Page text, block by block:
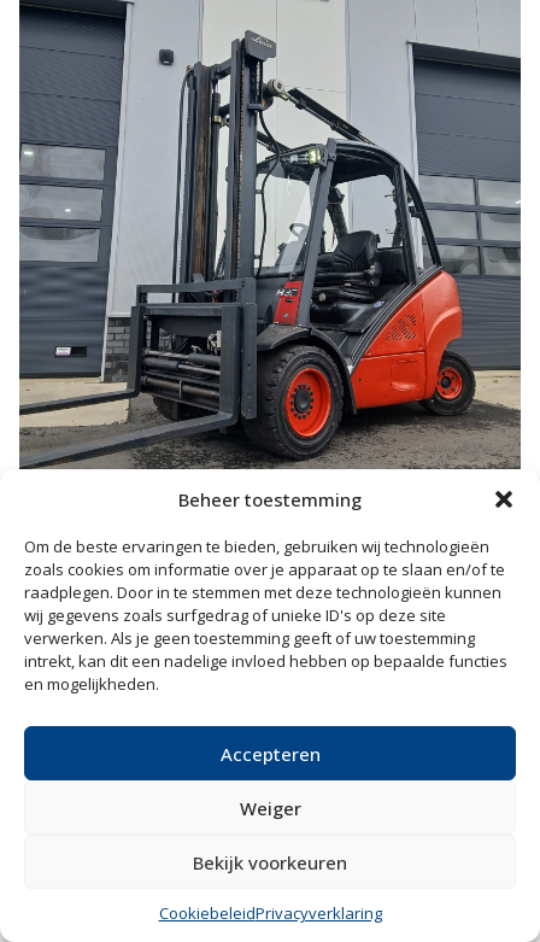
Beheer toestemming
Om de beste ervaringen te bieden, gebruiken wij technologieën
zoals cookies om informatie over je apparaat op te slaan en/of te
raadplegen. Door in te stemmen met deze technologieën kunnen
wij gegevens zoals surfgedrag of unieke ID's op deze site
verwerken. Als je geen toestemming geeft of uw toestemming
intrekt, kan dit een nadelige invloed hebben op bepaalde functies
en mogelijkheden.
Accepteren
Weiger
Bekijk voorkeuren
CookiebeleidPrivacyverklaring
Linde H35D bj 2011 met
vorkenversteller!!
MEER INFORMATIE